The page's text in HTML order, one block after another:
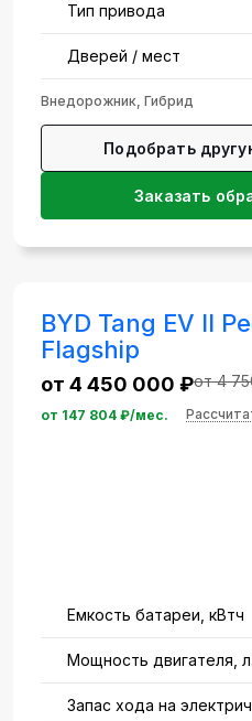
Тип привода
Дверей / мест
Внедорожник, Гибрид
Подобрать
Заказать
BYD Tang EV II
Flagship
от 4 450 000 ₽от 4
от 147 804 ₽/мес.
Емкость батареи, кВтч
Мощность двигателя,
Запас хода на